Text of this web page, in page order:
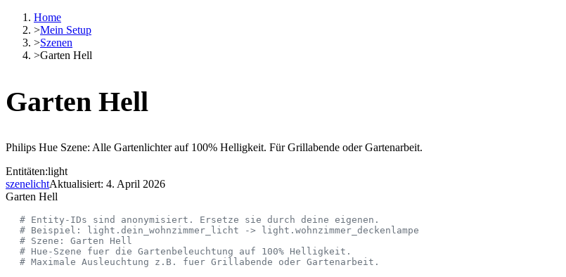
Home
>Mein Setup
>Szenen
>Garten Hell
Garten Hell
Philips Hue Szene: Alle Gartenlichter auf 100% Helligkeit. Für Grillabende oder Gartenarbeit.
Entitäten:light
szenelichtAktualisiert: 4. April 2026
Garten Hell
# Entity-IDs sind anonymisiert. Ersetze sie durch deine eigenen.
# Beispiel: light.dein_wohnzimmer_licht -> light.wohnzimmer_deckenlampe
# Szene: Garten Hell
# Hue-Szene fuer die Gartenbeleuchtung auf 100% Helligkeit.
# Maximale Ausleuchtung z.B. fuer Grillabende oder Gartenarbeit.